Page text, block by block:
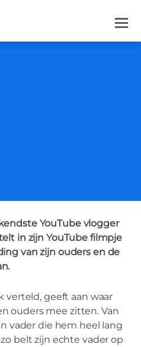
impact van de
zijn ouders.
YouTube vlogger
in zijn YouTube filmpje
van zijn ouders en de
verteld, geeft aan waar
ouders mee zitten. Van
vader die hem heel lang
belt zijn echte vader op